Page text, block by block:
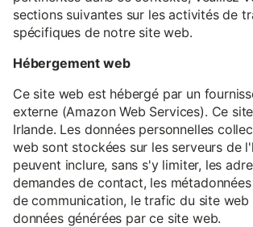
sections suivantes sur les activités de
spécifiques de notre site web.
Hébergement web
Ce site web est hébergé par un
externe (Amazon Web Services). Ce
Irlande. Les données personnelles
web sont stockées sur les serveurs de
peuvent inclure, sans s'y limiter, les
demandes de contact, les
de communication, le trafic du site
données générées par ce site web.